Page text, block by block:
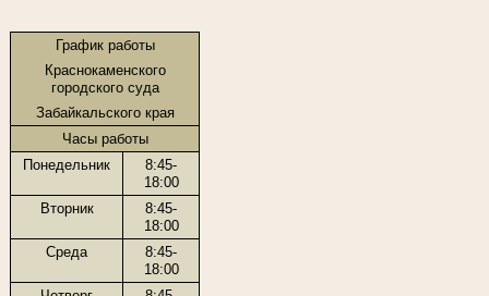
График работы
Краснокаменского
городского суда
Забайкальского края
Часы работы
Понедельник
8:45-
18:00
Вторник
8:45-
18:00
Среда
8:45-
18:00